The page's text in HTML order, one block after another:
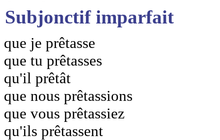
Subjonctif imparfait
que je prêtasse
que tu prêtasses
qu'il prêtât
que nous prêtassions
que vous prêtassiez
qu'ils prêtassent